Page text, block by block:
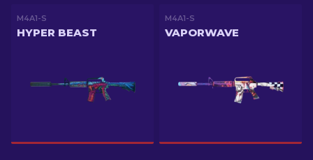
M4A1-S
HYPER BEAST
M4A1-S
VAPORWAVE